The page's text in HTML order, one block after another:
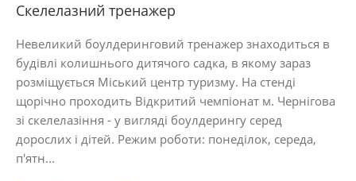
Скелелазний тренажер
Невеликий боулдеринговий тренажер знаходиться в
будівлі колишнього дитячого садка, в якому зараз
розміщується Міський центр туризму. На стенді
щорічно проходить Відкритий чемпіонат м. Чернігова
зі скелелазіння - у вигляді боулдерингу серед
дорослих і дітей. Режим роботи: понеділок, середа,
п'ятн...